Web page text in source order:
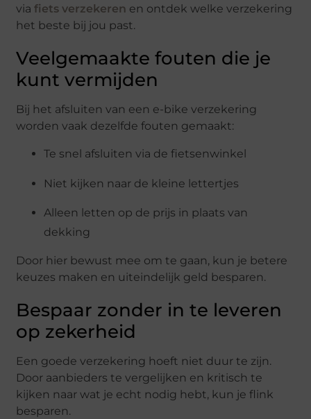
via fiets verzekeren en ontdek welke verzekering
het beste bij jou past.
Veelgemaakte fouten die je
kunt vermijden
Bij het afsluiten van een e-bike verzekering
worden vaak dezelfde fouten gemaakt:
Te snel afsluiten via de fietsenwinkel
Niet kijken naar de kleine lettertjes
Alleen letten op de prijs in plaats van
dekking
Door hier bewust mee om te gaan, kun je betere
keuzes maken en uiteindelijk geld besparen.
Bespaar zonder in te leveren
op zekerheid
Een goede verzekering hoeft niet duur te zijn.
Door aanbieders te vergelijken en kritisch te
kijken naar wat je echt nodig hebt, kun je flink
besparen.